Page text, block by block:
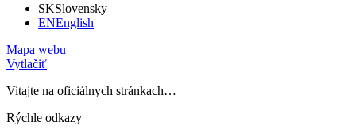
SKSlovensky
ENEnglish
Mapa webu
Vytlačiť
Vitajte na oficiálnych stránkach…
Rýchle odkazy